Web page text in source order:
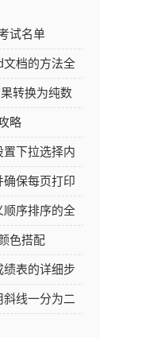
试名单
档的方法全
转换为纯数
略
下拉选择内
保每页打印
解
顺序排序的全
色搭配
表的详细步
斜线一分为二